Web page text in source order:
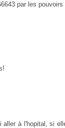
par les
à l'hopital, si